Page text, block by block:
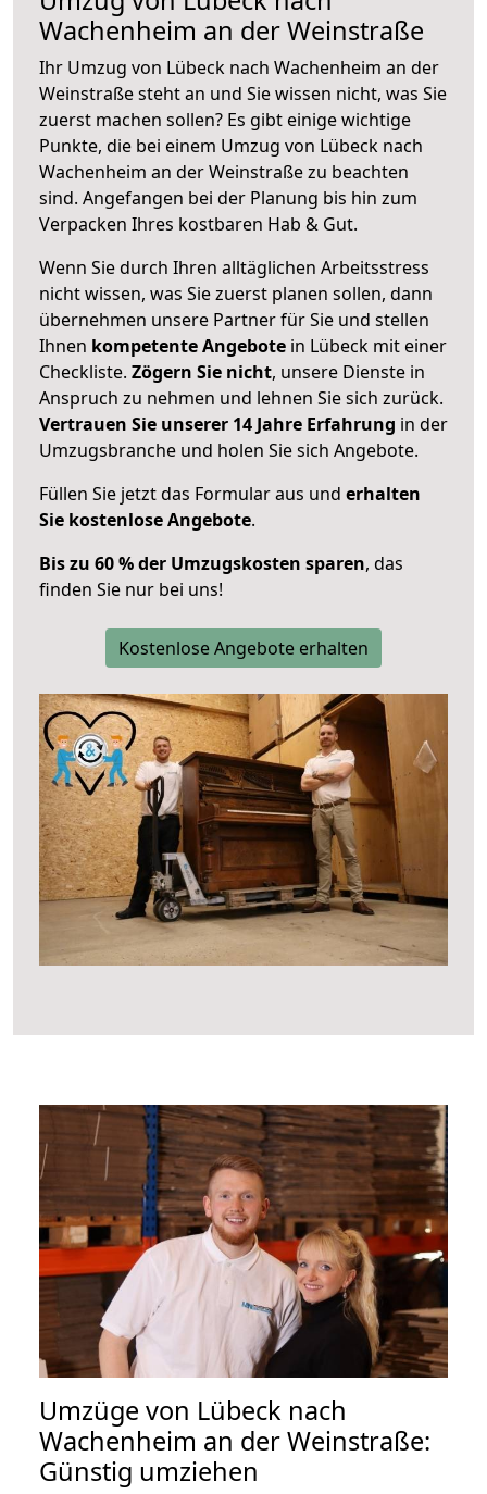
Wachenheim an der Weinstraße
Ihr Umzug von Lübeck nach Wachenheim an der
Weinstraße steht an und Sie wissen nicht, was Sie
zuerst machen sollen? Es gibt einige wichtige
Punkte, die bei einem Umzug von Lübeck nach
Wachenheim an der Weinstraße zu beachten
sind. Angefangen bei der Planung bis hin zum
Verpacken Ihres kostbaren Hab & Gut.
Wenn Sie durch Ihren alltäglichen Arbeitsstress
nicht wissen, was Sie zuerst planen sollen, dann
übernehmen unsere Partner für Sie und stellen
Ihnen kompetente Angebote in Lübeck mit einer
Checkliste. Zögern Sie nicht, unsere Dienste in
Anspruch zu nehmen und lehnen Sie sich zurück.
Vertrauen Sie unserer 14 Jahre Erfahrung in der
Umzugsbranche und holen Sie sich Angebote.
Füllen Sie jetzt das Formular aus und erhalten
Sie kostenlose Angebote.
Bis zu 60 % der Umzugskosten sparen, das
finden Sie nur bei uns!
Kostenlose Angebote erhalten
Umzüge von Lübeck nach
Wachenheim an der Weinstraße:
Günstig umziehen